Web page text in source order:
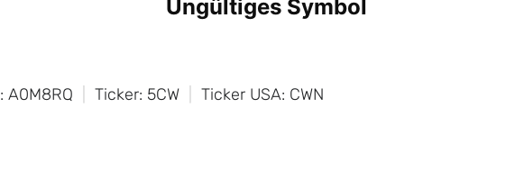
A0M8RQ Ticker: 5CW Ticker USA: CWN